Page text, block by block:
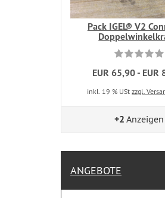
Pack IGEL® V2
EUR 65,90 - EUR
inkl. 19 % UStzzgl.
+2 Anzeigen
ANGEBOTE